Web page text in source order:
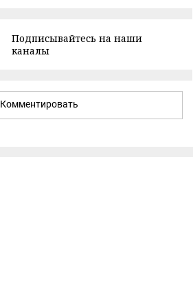
Подписывайтесь на наши
каналы
Комментировать